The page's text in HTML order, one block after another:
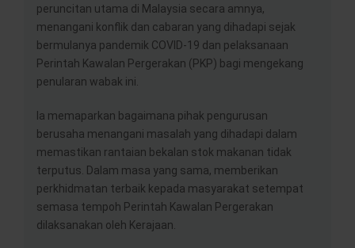
peruncitan utama di Malaysia secara amnya,
menangani konflik dan cabaran yang dihadapi sejak
bermulanya pandemik COVID-19 dan pelaksanaan
Perintah Kawalan Pergerakan (PKP) bagi mengekang
penularan wabak ini.
Ia memaparkan bagaimana pihak pengurusan
berusaha menangani masalah yang dihadapi dalam
memastikan rantaian bekalan stok makanan tidak
terputus. Dalam masa yang sama, memberikan
perkhidmatan terbaik kepada masyarakat setempat
semasa tempoh Perintah Kawalan Pergerakan
dilaksanakan oleh Kerajaan.